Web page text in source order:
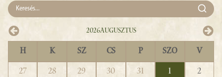
2026Augusztus
H K SZ CS P SZO V
27 28 29 30 31 1
2